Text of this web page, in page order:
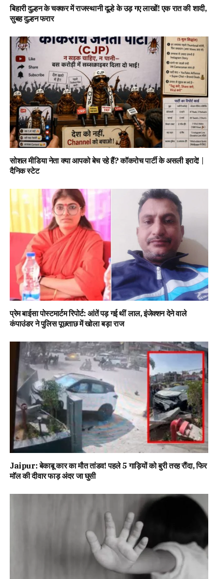
बिहारी दुल्हन के चक्कर में राजस्थानी दूल्हे के उड़ गए लाखों! एक रात की शादी,
सुबह दुल्हन फरार
सोशल मीडिया नेता क्या आपको बेच रहे हैं? कॉकरोच पार्टी के असली इरादे! |
दैनिक स्टेट
प्रेम बाईसा पोस्टमार्टम रिपोर्ट: आंतें पड़ गई थीं लाल, इंजेक्शन देने वाले
कंपाउंडर ने पुलिस पूछताछ में खोला बड़ा राज
Jaipur: बेकाबू कार का मौत तांडव! पहले 5 गाड़ियों को बुरी तरह रौंदा, फिर
मॉल की दीवार फाड़ अंदर जा घुसी